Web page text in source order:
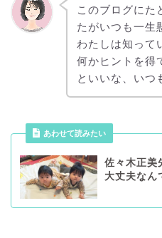
このブログにた
たがいつも一生
わたしは知って
何かヒントを得
といいな、いつ
あわせて読みたい
佐々木正美
大丈夫なん